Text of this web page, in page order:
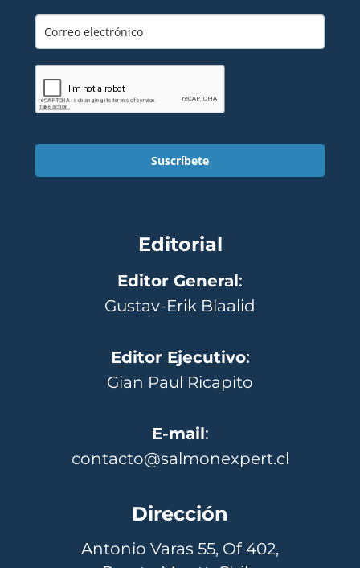
Suscríbete
Editorial
Editor General:
Gustav-Erik Blaalid
Editor Ejecutivo:
Gian Paul Ricapito
E-mail:
contacto@salmonexpert.cl
Dirección
Antonio Varas 55, Of 402,